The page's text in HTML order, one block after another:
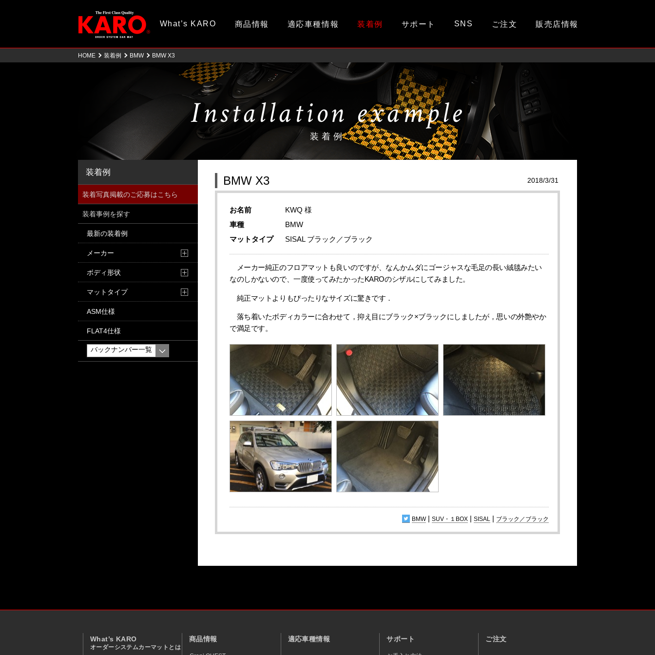
What’s KARO 商品情報 適応車種情報 装着例 サポート SNS ご注文 販売店情報
HOME 装着例 BMW BMW X3
Installation example
装着例
BMW X3 2018/3/31
お名前
KWQ 様
車種
BMW
マットタイプ
SISAL ブラック／ブラック
メーカー純正のフロアマットも良いのですが、なんかムダにゴージャスな毛足の長い絨毯みたい
なのしかないので、一度使ってみたかったKAROのシザルにしてみました。
純正マットよりもぴったりなサイズに驚きです．
落ち着いたボディカラーに合わせて，抑え目にブラック×ブラックにしましたが，思いの外艶やか
で満足です。
BMW| SUV・１BOX | SISAL | ブラック／ブラック
装着例
装着写真掲載のご応募はこちら
装着事例を探す
最新の装着例
メーカー
ボディ形状
マットタイプ
ASM仕様
FLAT4仕様
What’s KARO
オーダーシステムカーマットとは
商品情報 適応車種情報 サポート ご注文